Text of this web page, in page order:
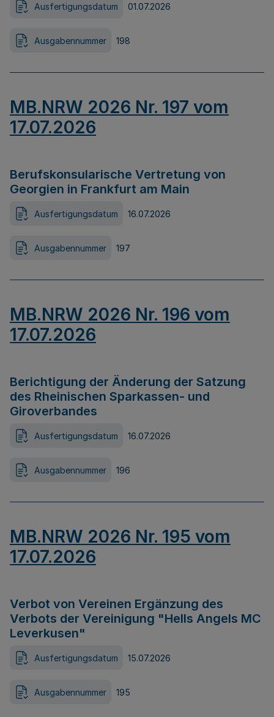
Ausfertigungsdatum 01.07.2026
Ausgabennummer 198
MB.NRW 2026 Nr. 197 vom
17.07.2026
Berufskonsularische Vertretung von
Georgien in Frankfurt am Main
Ausfertigungsdatum 16.07.2026
Ausgabennummer 197
MB.NRW 2026 Nr. 196 vom
17.07.2026
Berichtigung der Änderung der Satzung
des Rheinischen Sparkassen- und
Giroverbandes
Ausfertigungsdatum 16.07.2026
Ausgabennummer 196
MB.NRW 2026 Nr. 195 vom
17.07.2026
Verbot von Vereinen Ergänzung des
Verbots der Vereinigung "Hells Angels MC
Leverkusen"
Ausfertigungsdatum 15.07.2026
Ausgabennummer 195